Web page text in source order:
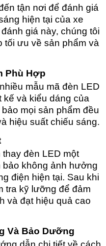
tận nơi để đánh giá
hiện tại của xe
giá này, chúng tôi
tối ưu về sản phẩm và
Phù Hợp
mẫu mã đèn LED
kế và kiểu dáng của
mọi sản phẩm đều
hiệu suất chiếu sáng.
đèn LED một
không ảnh hưởng
điện hiện tại. Sau khi
tra kỹ lưỡng để đảm
và đạt hiệu quả cao
Và Bảo Dưỡng